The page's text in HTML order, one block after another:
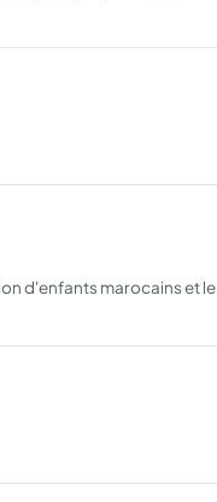
d'enfants marocains et le